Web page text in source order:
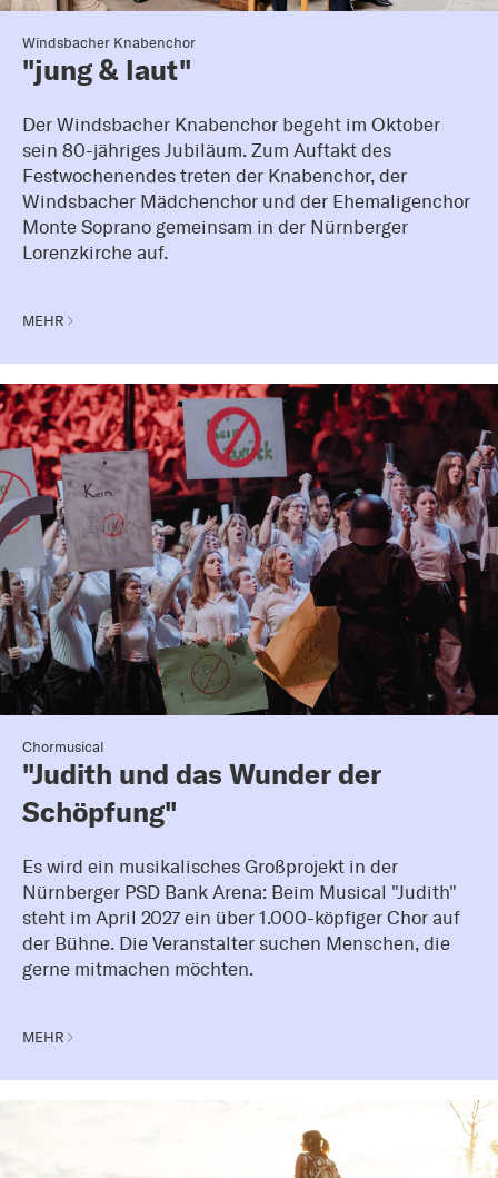
Windsbacher Knabenchor
"jung & laut"
Der Windsbacher Knabenchor begeht im Oktober
sein 80-jähriges Jubiläum. Zum Auftakt des
Festwochenendes treten der Knabenchor, der
Windsbacher Mädchenchor und der Ehemaligenchor
Monte Soprano gemeinsam in der Nürnberger
Lorenzkirche auf.
MEHR
Chormusical
"Judith und das Wunder der
Schöpfung"
Es wird ein musikalisches Großprojekt in der
Nürnberger PSD Bank Arena: Beim Musical "Judith"
steht im April 2027 ein über 1.000-köpfiger Chor auf
der Bühne. Die Veranstalter suchen Menschen, die
gerne mitmachen möchten.
MEHR